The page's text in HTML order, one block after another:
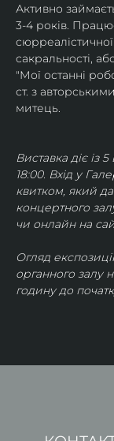
Активно
3-4 років.
сакральності,
"Мої останні
ст. з
митець.
Виставка діє із
18:00. Вхід у
квитком, який
концертного
чи онлайн на
Огляд
органного залу
годину до